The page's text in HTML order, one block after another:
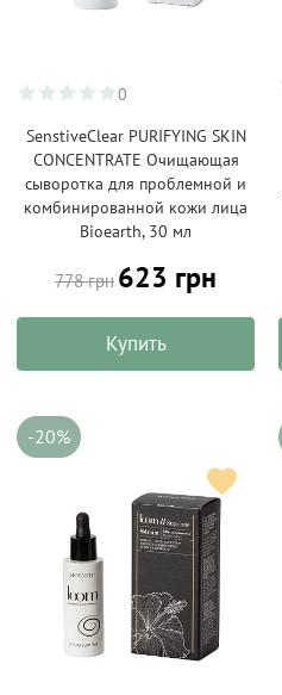
0
SenstiveClear PURIFYING SKIN
CONCENTRATE Очищающая
сыворотка для проблемной и
комбинированной кожи лица
Bioearth, 30 мл
778 грн 623 грн
Купить
-20%